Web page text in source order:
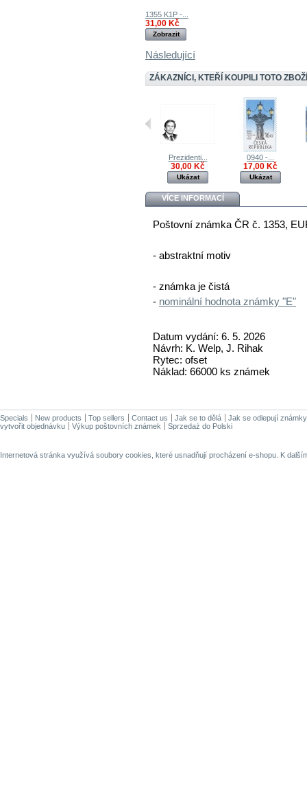
1355 K1P -...
31,00 Kč
Zobrazit
Následující
ZÁKAZNÍCI, KTEŘÍ KOUPILI TOTO
Prezidenti...
30,00 Kč
Ukázat
0940 -...
17,00 Kč
Ukázat
VÍCE INFORMACÍ
Poštovní známka ČR č. 1353,
- abstraktní motiv
- známka je čistá
- nominální hodnota známky "E"
Datum vydání: 6. 5. 2026
Návrh: K. Welp, J. Rihak
Rytec: ofset
Náklad: 66000 ks známek
Specials New products Top sellers Contact us Jak se to dělá
Jak se odlepují známky
vytvořit objednávku
Výkup poštovních známek Sprzedaż do Polski
Internetová stránka využívá soubory cookies, které usnadňují procházení e-shopu. K